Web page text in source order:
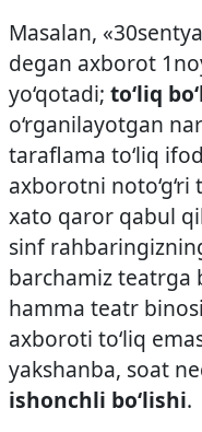
Masalan,
degan axborot
yo‘qotadi; to‘liq
o‘rganilayotgan
taraflama to‘liq
axborotni
xato qaror qabul
sinf
barchamiz teatrga
hamma teatr
axboroti to‘liq
yakshanba, soat
ishonchli bo‘lishi.